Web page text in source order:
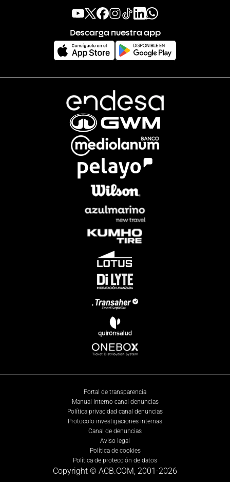
Descarga nuestra app
Portal de transparencia
Manual interno canal denuncias
Política privacidad canal denuncias
Protocolo investigaciones internas
Canal de denuncias
Aviso legal
Política de cookies
Política de protección de datos
Copyright © ACB.COM, 2001-2026